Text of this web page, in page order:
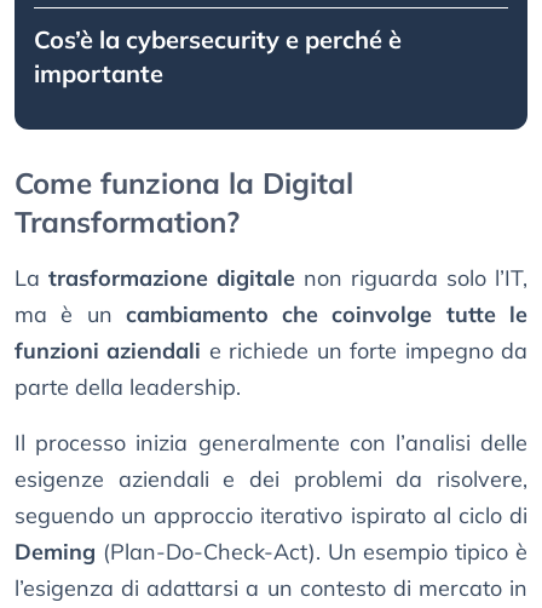
Cos’è la cybersecurity e perché è
importante
Come funziona la Digital
Transformation?
La trasformazione digitale non riguarda solo l’IT,
ma è un cambiamento che coinvolge tutte le
funzioni aziendali e richiede un forte impegno da
parte della leadership.
Il processo inizia generalmente con l’analisi delle
esigenze aziendali e dei problemi da risolvere,
seguendo un approccio iterativo ispirato al ciclo di
Deming (Plan-Do-Check-Act). Un esempio tipico è
l’esigenza di adattarsi a un contesto di mercato in